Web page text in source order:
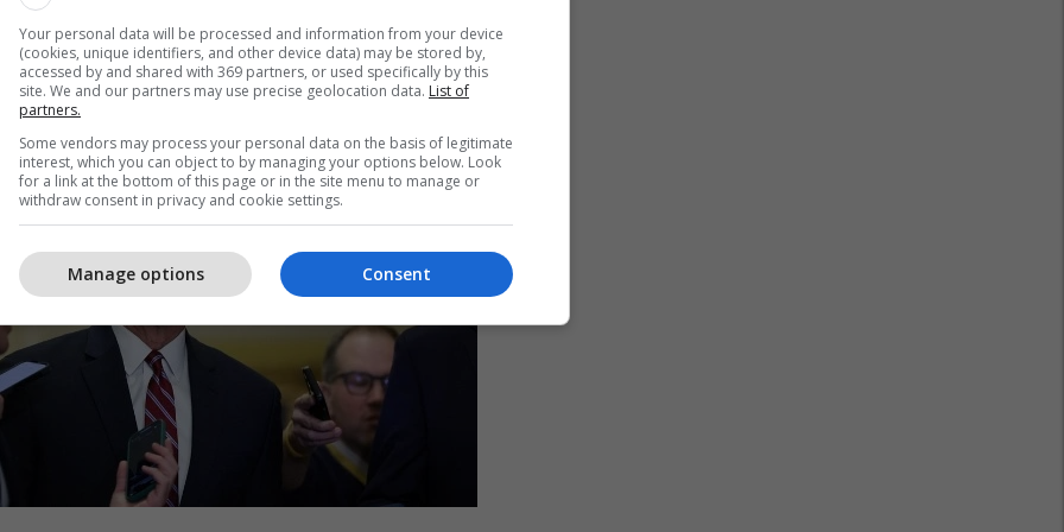
Kentucky, i cili ka mbajtur këtë post për 17 vite
partinë nëpër sfida të shumta politike, Thune do
të reja, veçanërisht duke pasur parasysh
në Uashington.
Your personal data will be processed and information from your device
(cookies, unique identifiers, and other device data) may be stored by,
accessed by and shared with 369 partners, or used specifically by this
site. We and our partners may use precise geolocation data. List of
partners.
Some vendors may process your personal data on the basis of legitimate
interest, which you can object to by managing your options below. Look
for a link at the bottom of this page or in the site menu to manage or
withdraw consent in privacy and cookie settings.
Consent
Manage options